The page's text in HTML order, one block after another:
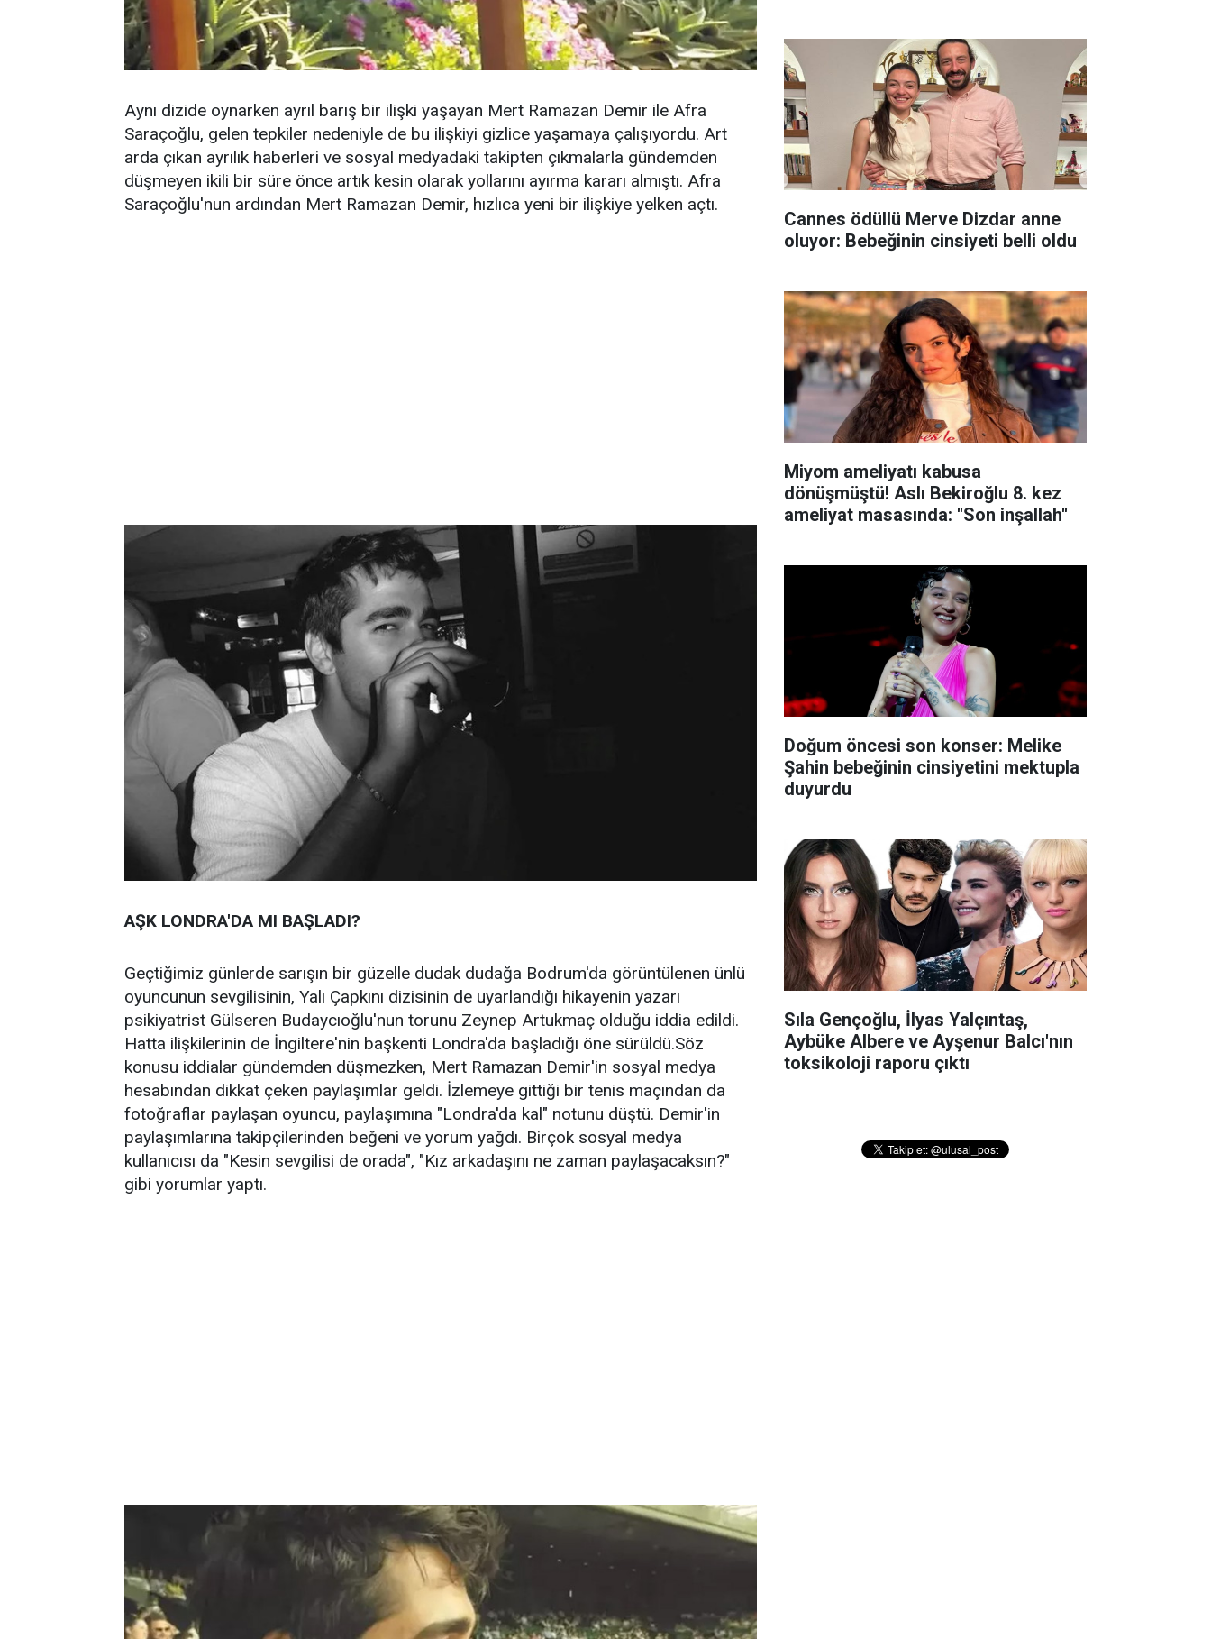
Aynı dizide oynarken ayrıl barış bir ilişki yaşayan Mert Ramazan Demir ile Afra
Saraçoğlu, gelen tepkiler nedeniyle de bu ilişkiyi gizlice yaşamaya çalışıyordu. Art
arda çıkan ayrılık haberleri ve sosyal medyadaki takipten çıkmalarla gündemden
düşmeyen ikili bir süre önce artık kesin olarak yollarını ayırma kararı almıştı. Afra
Saraçoğlu'nun ardından Mert Ramazan Demir, hızlıca yeni bir ilişkiye yelken açtı.
AŞK LONDRA'DA MI BAŞLADI?
Geçtiğimiz günlerde sarışın bir güzelle dudak dudağa Bodrum'da görüntülenen ünlü
oyuncunun sevgilisinin, Yalı Çapkını dizisinin de uyarlandığı hikayenin yazarı
psikiyatrist Gülseren Budaycıoğlu'nun torunu Zeynep Artukmaç olduğu iddia edildi.
Hatta ilişkilerinin de İngiltere'nin başkenti Londra'da başladığı öne sürüldü.Söz
konusu iddialar gündemden düşmezken, Mert Ramazan Demir'in sosyal medya
hesabından dikkat çeken paylaşımlar geldi. İzlemeye gittiği bir tenis maçından da
fotoğraflar paylaşan oyuncu, paylaşımına "Londra'da kal" notunu düştü. Demir'in
paylaşımlarına takipçilerinden beğeni ve yorum yağdı. Birçok sosyal medya
kullanıcısı da "Kesin sevgilisi de orada", "Kız arkadaşını ne zaman paylaşacaksın?"
gibi yorumlar yaptı.
Cannes ödüllü Merve Dizdar anne
oluyor: Bebeğinin cinsiyeti belli oldu
Miyom ameliyatı kabusa
dönüşmüştü! Aslı Bekiroğlu 8. kez
ameliyat masasında: ''Son inşallah''
Doğum öncesi son konser: Melike
Şahin bebeğinin cinsiyetini mektupla
duyurdu
Sıla Gençoğlu, İlyas Yalçıntaş,
Aybüke Albere ve Ayşenur Balcı'nın
toksikoloji raporu çıktı